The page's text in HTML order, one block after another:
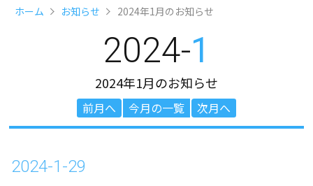
ホーム お知らせ 2024年1月のお知らせ
2024-1
2024年1月のお知らせ
前月へ 今月の一覧 次月へ
2024-1-29